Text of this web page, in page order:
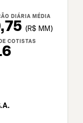
DIÁRIA MÉDIA
(R$ MM)
COTISTAS